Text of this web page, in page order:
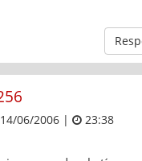
14/06/2006 | 23:38